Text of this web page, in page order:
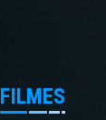
FILMES